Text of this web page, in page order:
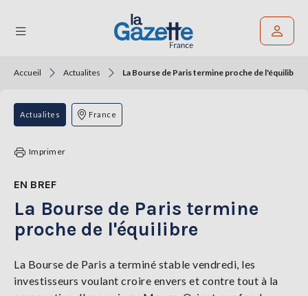
THÉMATIQUES
RÉGIONS
TENDANCES
SERVICES
GAZETTE
Accueil Actualites La Bourse de Paris termine proche de l'équilibre
Actualites France
Imprimer
EN BREF
La Bourse de Paris termine
proche de l'équilibre
La Bourse de Paris a terminé stable vendredi, les
investisseurs voulant croire envers et contre tout à la